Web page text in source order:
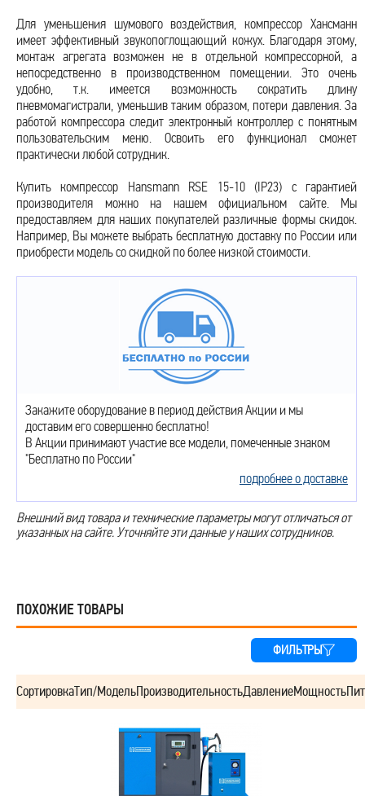
Для уменьшения шумового воздействия, компрессор Хансманн
имеет эффективный звукопоглощающий кожух. Благодаря этому,
монтаж агрегата возможен не в отдельной компрессорной, а
непосредственно в производственном помещении. Это очень
удобно, т.к. имеется возможность сократить длину
пневмомагистрали, уменьшив таким образом, потери давления. За
работой компрессора следит электронный контроллер с понятным
пользовательским меню. Освоить его функционал сможет
практически любой сотрудник.
Купить компрессор Hansmann RSE 15-10 (IP23) с гарантией
производителя можно на нашем официальном сайте. Мы
предоставляем для наших покупателей различные формы скидок.
Например, Вы можете выбрать бесплатную доставку по России или
приобрести модель со скидкой по более низкой стоимости.
Закажите оборудование в период действия Акции и мы
доставим его совершенно бесплатно!
В Акции принимают участие все модели, помеченные знаком
"Бесплатно по России"
подробнее о доставке
Внешний вид товара и технические параметры могут отличаться от
указанных на сайте. Уточняйте эти данные у наших сотрудников.
ПОХОЖИЕ ТОВАРЫ
ФИЛЬТРЫ
СортировкаТип/МодельПроизводительностьДавлениеМощность